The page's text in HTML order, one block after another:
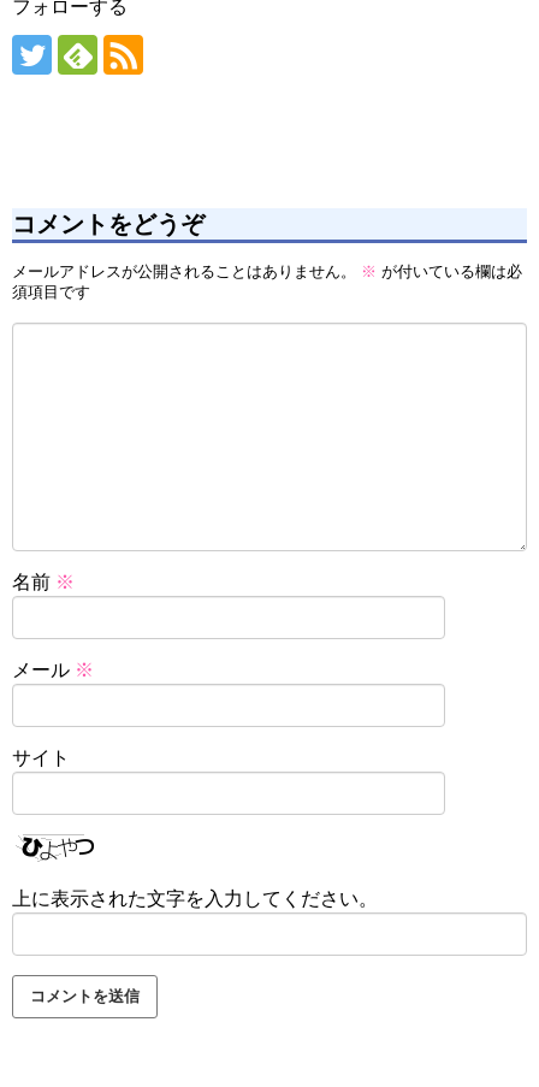
フォローする
コメントをどうぞ
メールアドレスが公開されることはありません。 ※ が付いている欄は必
須項目です
名前 ※
メール ※
サイト
上に表示された文字を入力してください。